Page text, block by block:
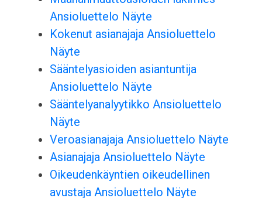
Ansioluettelo Näyte
Kokenut asianajaja Ansioluettelo
Näyte
Sääntelyasioiden asiantuntija
Ansioluettelo Näyte
Sääntelyanalyytikko Ansioluettelo
Näyte
Veroasianajaja Ansioluettelo Näyte
Asianajaja Ansioluettelo Näyte
Oikeudenkäyntien oikeudellinen
avustaja Ansioluettelo Näyte